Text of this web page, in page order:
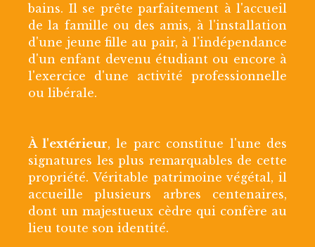
bains. Il se prête parfaitement à l'accueil
de la famille ou des amis, à l'installation
d'une jeune fille au pair, à l'indépendance
d'un enfant devenu étudiant ou encore à
l'exercice d'une activité professionnelle
ou libérale.
À l'extérieur, le parc constitue l'une des
signatures les plus remarquables de cette
propriété. Véritable patrimoine végétal, il
accueille plusieurs arbres centenaires,
dont un majestueux cèdre qui confère au
lieu toute son identité.